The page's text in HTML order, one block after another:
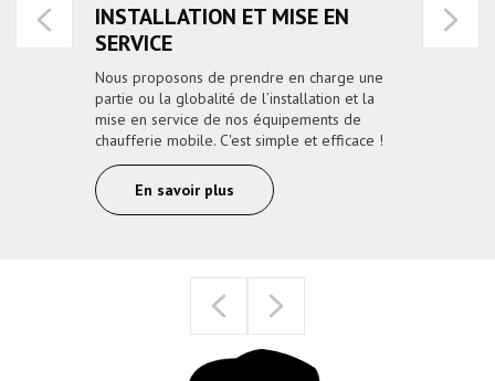
INSTALLATION ET MISE EN
SERVICE
Nous proposons de prendre en charge une
partie ou la globalité de l’installation et la
mise en service de nos équipements de
chaufferie mobile. C'est simple et efficace !
En savoir plus